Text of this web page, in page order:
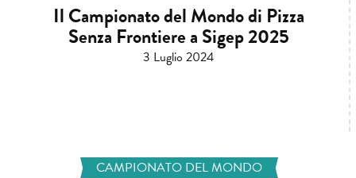
Il Campionato del Mondo di Pizza
Senza Frontiere a Sigep 2025
3 Luglio 2024
CAMPIONATO DEL MONDO